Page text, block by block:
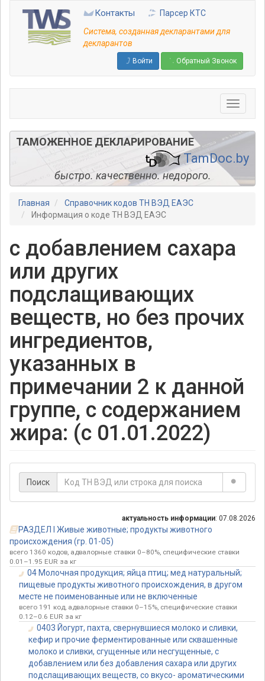
основному
содержанию
Контакты
Парсер КТС
Система, созданная декларантами для
декларантов
Войти Обратный Звонок
ТАМОЖЕННОЕ ДЕКЛАРИРОВАНИЕ
TamDoc.by
быстро. качественно. недорого.
Главная
Справочник кодов ТН ВЭД ЕАЭС
Информация о коде ТН ВЭД ЕАЭС
с добавлением сахара
или других
подслащивающих
веществ, но без прочих
ингредиентов,
указанных в
примечании 2 к данной
группе, с содержанием
жира: (с 01.01.2022)
Поиск
актуальность информации: 07.08.2026
РАЗДЕЛ I Живые животные; продукты животного
происхождения (гр. 01-05)
всего 1360 кодов, адвалорные ставки 0–80%, специфические ставки
0.01–1.95 EUR за кг
04 Молочная продукция; яйца птиц; мед натуральный;
пищевые продукты животного происхождения, в другом
месте не поименованные или не включенные
всего 191 код, адвалорные ставки 0–15%, специфические ставки
0.12–0.6 EUR за кг
0403 Йогурт, пахта, свернувшиеся молоко и сливки,
кефир и прочие ферментированные или сквашенные
молоко и сливки, сгущенные или несгущенные, с
добавлением или без добавления сахара или других
подслащивающих веществ, со вкусо- ароматическими